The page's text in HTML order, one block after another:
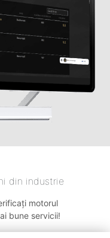
din industrie
motorul
bune servicii!